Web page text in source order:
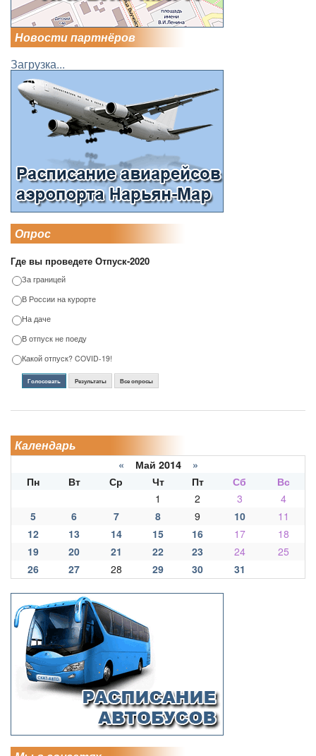
Новости партнёров
Загрузка...
Опрос
Где вы проведете Отпуск-2020
За границей
В России на курорте
На даче
В отпуск не поеду
Какой отпуск? COVID-19!
Голосовать Результаты Все опросы
Календарь
« Май 2014 »
Пн
Вт Ср Чт Пт Сб
Вс
1
2 3
4
5
6 7 8 9 10
11
12
13 14 15 16 17
18
19
20 21 22 23 24
25
26
27 28 29 30 31